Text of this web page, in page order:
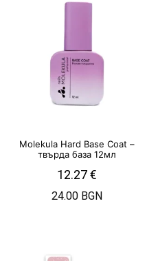
Molekula Hard Base Coat –
твърда база 12мл
12.27€
24.00 BGN